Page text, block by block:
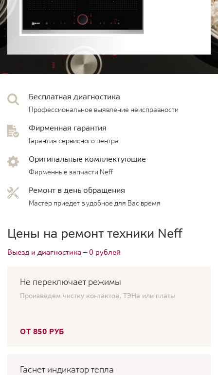
Бесплатная диагностика
Профессиональное выявление неисправности
Фирменная гарантия
Гарантия сервисного центра
Оригинальные комплектующие
Фирменные запчасти Neff
Ремонт в день обращения
Мастер приедет в удобное для Вас время
Цены на ремонт техники Neff
Выезд и диагностика — 0 рублей
Не переключает режимы
Произведем чистку контактов, ТЭНа или платы
ОТ 850 РУБ
Гаснет индикатор тепла